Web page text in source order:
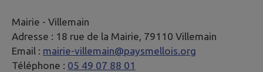
Mairie - Villemain
Adresse : 18 rue de la Mairie, 79110 Villemain
Email : mairie-villemain@paysmellois.org
Téléphone : 05 49 07 88 01